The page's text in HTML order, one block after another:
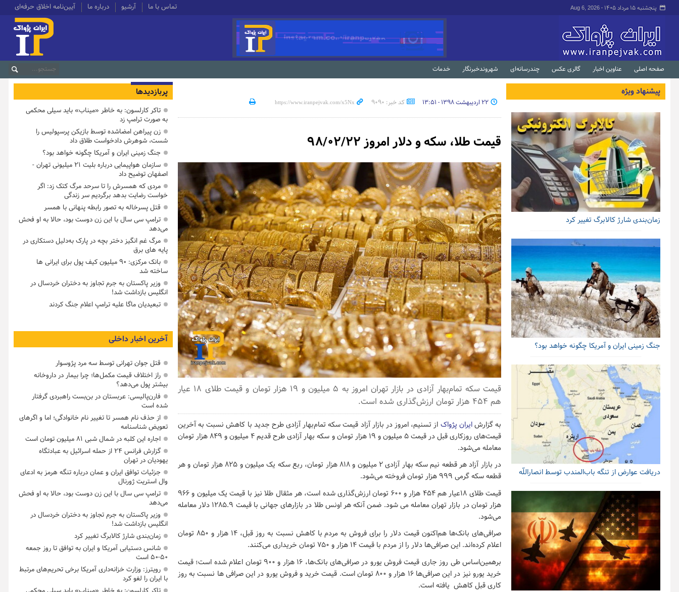
پنجشنبه ۱۵ مرداد ۱۴۰۵ - Aug 6, 2026 تماس با ما آرشیو درباره ما آیین‌نامه اخلاق حرفه‌ای
صفحه اصلی عناوین اخبار گالری عکس چندرسانه‌ای شهروندخبرنگار خدمات
۲۲ اردیبهشت ۱۳۹۸ - ۱۳:۵۱ کد خبر: 9090
قیمت طلا، سکه و دلار امروز ۹۸/۰۲/۲۲
قیمت سکه تمام‌بهار آزادی در بازار تهران امروز به ۵ میلیون و ۱۹ هزار تومان و قیمت طلای ۱۸ عیار
هم ۴۵۴ هزار تومان ارزش‌گذاری شده است.
به گزارشایران پژواک از تسنیم، امروز در بازار آزاد قیمت سکه تمام‌بهار آزادی طرح جدید با کاهش نسبت به آخرین
قیمت‌های روزکاری قبل در قیمت ۵ میلیون و ۱۹ هزار تومان و سکه بهار آزادی طرح قدیم ۴ میلیون و ۸۴۹ هزار تومان
معامله می‌شود.
در بازار آزاد هر قطعه نیم سکه بهار آزادی ۲ میلیون و ۸۱۸ هزار تومان، ربع سکه یک میلیون و ۸۲۵ هزار تومان و هر
قطعه سکه گرمی ۹۹۹ هزار تومان فروخته می‌شود.
قیمت طلای ۱۸عیار هم ۴۵۴ هزار و ۶۰۰ تومان ارزش‌گذاری شده است، هر مثقال طلا نیز با قیمت یک میلیون و ۹۶۶
هزار تومان در بازار تهران معامله می شود. ضمن آنکه هر اونس طلا در بازارهای جهانی با قیمت ۱۲۸۵.۹ دلار معامله
می‌شود.
صرافی‌های بانک‌ها هم‌اکنون قیمت دلار را برای فروش به مردم با کاهش نسبت به روز قبل، ۱۴ هزار و ۸۵۰ تومان
اعلام کرده‌اند. این صرافی‌ها دلار را از مردم با قیمت ۱۴ هزار و ۷۵۰ تومان خریداری می‌کنند.
برهمین‌اساس طی روز جاری قیمت فروش یورو در صرافی‌های بانک‌ها، ۱۶ هزار و ۹۰۰ تومان اعلام شده است؛ قیمت
خرید یورو نیز در این صرافی‌ها ۱۶ هزار و ۸۰۰ تومان است. قیمت خرید و فروش یورو در این صرافی ها نسبت به روز
کاری قبل کاهش یافته است.
پیشنهاد ویژه
زمان‌بندی شارژ کالابرگ تغییر کرد
جنگ زمینی ایران و آمریکا چگونه خواهد بود؟
دریافت عوارض از تنگه باب‌المندب توسط انصاراللّه
پربازدیدها
تاکر کارلسون: به خاطر «میناب» باید سیلی محکمی
به صورت ترامپ زد
زن پیراهن امضاشده توسط بازیکن پرسپولیس را
شست، شوهرش دادخواست طلاق داد
جنگ زمینی ایران و آمریکا چگونه خواهد بود؟
سازمان هواپیمایی درباره بلیت ۲۱ میلیونی تهران -
اصفهان توضیح داد
مردی که همسرش را تا سرحد مرگ کتک زد: اگر
خواست رضایت بدهد برگردیم سر زندگی
قتل پسرخاله به تصور رابطه پنهانی با همسر
ترامپ سی سال با این زن دوست بود، حالا به او فحش
می‌دهد
مرگ غم انگیز دختر بچه در پارک به‌دلیل دستکاری در
پایه های برق
بانک مرکزی: ۹۰ میلیون کیف پول برای ایرانی ها
ساخته شد
وزیر پاکستان به جرم تجاوز به دختران خردسال در
انگلیس بازداشت شد!
تبعیدیان ماگا علیه ترامپ اعلام جنگ کردند
آخرین اخبار داخلی
قتل جوان تهرانی توسط سه مرد پژوسوار
راز اختلاف قیمت مکمل‌ها؛ چرا بیمار در داروخانه
بیشتر پول می‌دهد؟
فارن‌پالیسی: عربستان در بن‌بست راهبردی گرفتار
شده است
از حذف نام همسر تا تغییر نام خانوادگی؛ اما و اگرهای
تعویض شناسنامه
اجاره این کلبه در شمال شبی ۸۱ میلیون تومان است
گزارش فرانس ۲۴ از حمله اسرائیل به عبادتگاه
یهودیان در تهران
جزئیات توافق ایران و عمان درباره تنگه هرمز به ادعای
وال استریت ژورنال
ترامپ سی سال با این زن دوست بود، حالا به او فحش
می‌دهد
وزیر پاکستان به جرم تجاوز به دختران خردسال در
انگلیس بازداشت شد!
زمان‌بندی شارژ کالابرگ تغییر کرد
شانس دستیابی آمریکا و ایران به توافق تا روز جمعه
۵۰-۵۰ است
رویترز: وزارت خزانه‌داری آمریکا برخی تحریم‌های مرتبط
با ایران را لغو کرد